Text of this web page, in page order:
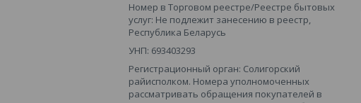
Номер в Торговом реестре/Реестре бытовых
услуг: Не подлежит занесению в реестр,
Республика Беларусь
УНП: 693403293
Регистрационный орган: Солигорский
райисполком. Номера уполномоченных
рассматривать обращения покупателей в